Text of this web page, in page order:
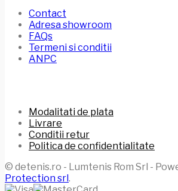
Contact
Adresa showroom
FAQs
Termeni si conditii
ANPC
Modalitati de plata
Livrare
Conditii retur
Politica de confidentialitate
© detenis.ro - Lumtenis Rom Srl -
Protection srl.